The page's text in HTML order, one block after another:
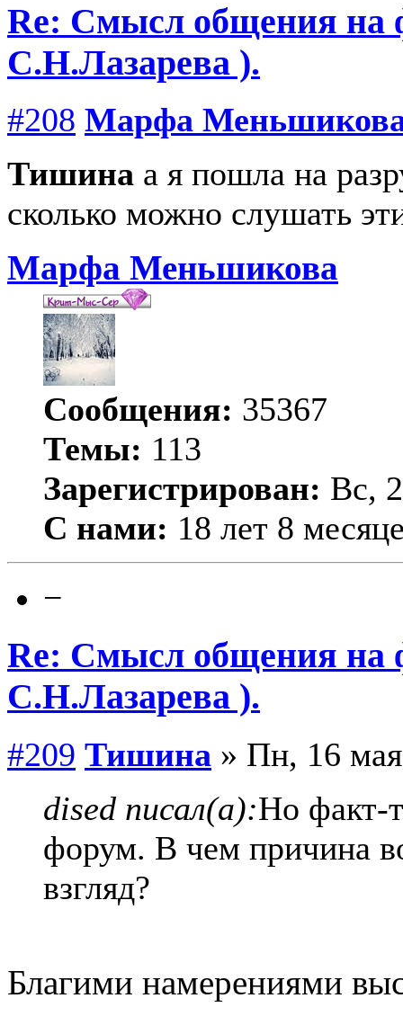
Re: Смысл общения на
С.Н.Лазарева ).
#208 Марфа
Тишина а я пошла на
сколько можно слушать
Марфа Меньшикова
Сообщения: 35367
Темы: 113
Зарегистрирован: Вс,
С нами: 18 лет 8
−
Re: Смысл общения на
С.Н.Лазарева ).
#209 Тишина » Пн, 16
dised писал(а):Но факт-
форум. В чем причина
взгляд?
Благими намерениями